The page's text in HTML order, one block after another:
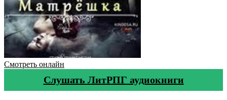
Смотреть онлайн
Слушать ЛитРПГ аудиокниги